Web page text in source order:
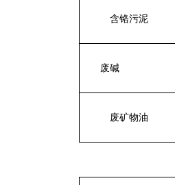
含铬污泥
废碱
废矿物油